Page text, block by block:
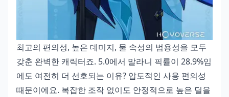
최고의 편의성, 높은 데미지, 물 속성의 범용성을 모두
갖춘 완벽한 캐릭터죠. 5.0에서 말라니 픽률이 28.9%임
에도 여전히 더 선호되는 이유? 압도적인 사용 편의성
때문이에요. 복잡한 조작 없이도 안정적으로 높은 딜을